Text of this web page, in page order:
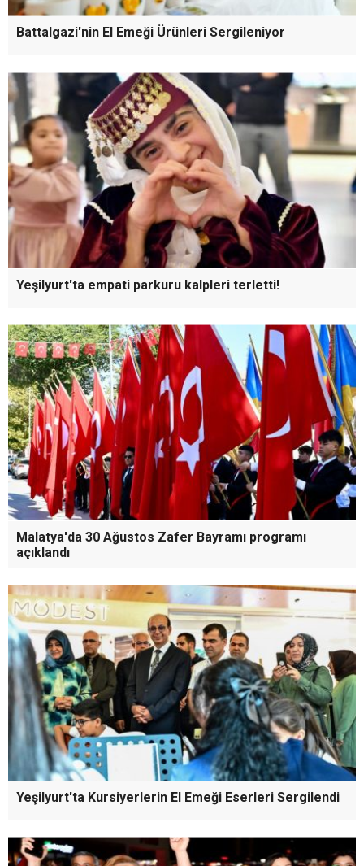
Battalgazi'nin El Emeği Ürünleri Sergileniyor
Yeşilyurt'ta empati parkuru kalpleri terletti!
Malatya'da 30 Ağustos Zafer Bayramı programı
açıklandı
Yeşilyurt'ta Kursiyerlerin El Emeği Eserleri Sergilendi